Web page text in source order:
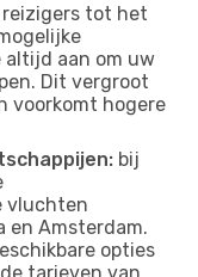
reizigers tot het
aan om uw
Dit vergroot
voorkomt hogere
bij
vluchten
en Amsterdam.
opties